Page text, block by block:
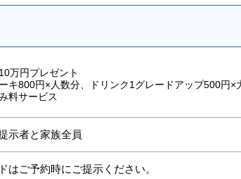
万円プレゼント
キ800円×人数分、ドリンク1グレードアップ500
料サービス
示者と家族全員
はご予約時にご提示ください。